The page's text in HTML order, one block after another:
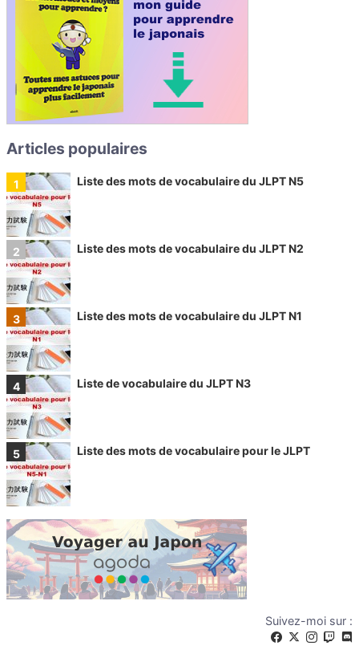
Articles populaires
Liste des mots de vocabulaire du JLPT N5
Liste des mots de vocabulaire du JLPT N2
Liste des mots de vocabulaire du JLPT N1
Liste de vocabulaire du JLPT N3
Liste des mots de vocabulaire pour le JLPT
Suivez-moi sur :